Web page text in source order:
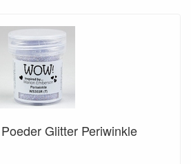
Glitter Periwinkle